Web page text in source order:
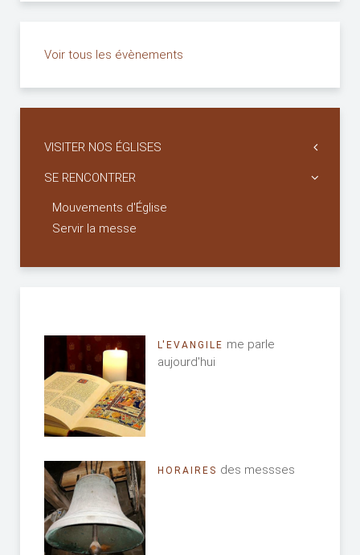
Voir tous les évènements
VISITER NOS ÉGLISES
SE RENCONTRER
Mouvements d'Église
Servir la messe
L'EVANGILE me parle
aujourd'hui
HORAIRES des messses